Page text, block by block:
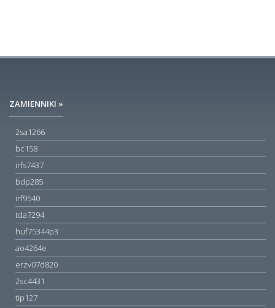
ZAMIENNIKI »
2sa1266
bc158
irfs7437
bdp285
irf9540
tda7294
huf75344p3
ao4264e
erzv07d820
2sc4431
tip127